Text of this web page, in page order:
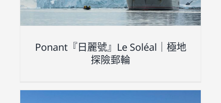
Ponant『日麗號』Le Soléal｜極地
探險郵輪